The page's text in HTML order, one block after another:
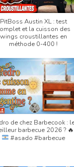
PitBoss Austin XL : test
et la cuisson des
wings croustillantes en
méthode 0-400 !
de chez Barbecook :
barbecue 2026 ? 🔥
#asado #barbecue